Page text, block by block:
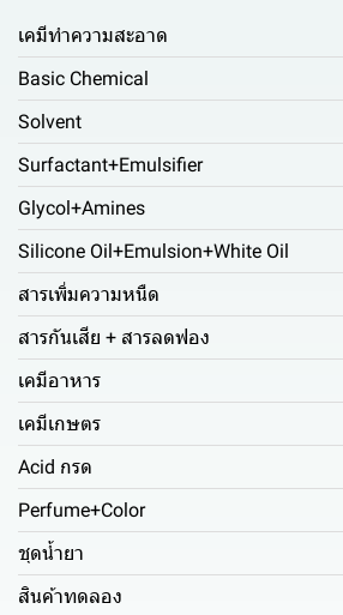
เคมีทำความสะอาด
Basic Chemical
Solvent
Surfactant+Emulsifier
Glycol+Amines
Silicone Oil+Emulsion+White Oil
สารเพิ่มความหนืด
สารกันเสีย + สารลดฟอง
เคมีอาหาร
เคมีเกษตร
Acid กรด
Perfume+Color
ชุดน้ำยา
สินค้าทดลอง